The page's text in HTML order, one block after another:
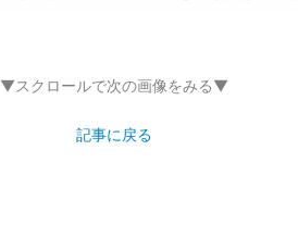
▼スクロールで次の画像をみる▼
記事に戻る